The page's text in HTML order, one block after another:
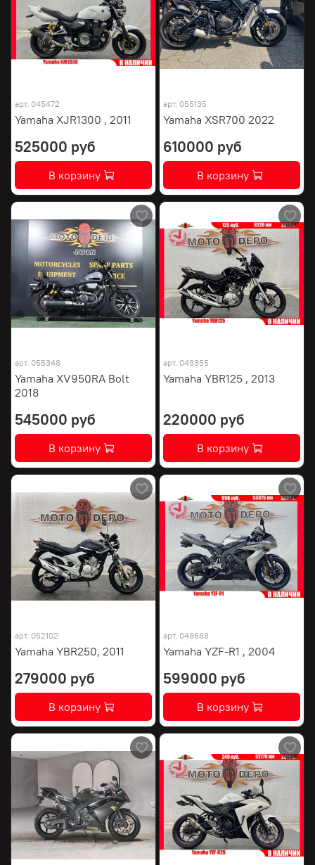
арт. 045472
Yamaha XJR1300 , 2011
525000 руб
В корзину
арт. 055135
Yamaha XSR700 2022
610000 руб
В корзину
арт. 055348
Yamaha XV950RA Bolt
2018
545000 руб
В корзину
арт. 048355
Yamaha YBR125 , 2013
220000 руб
В корзину
арт. 052102
Yamaha YBR250, 2011
279000 руб
В корзину
арт. 048688
Yamaha YZF-R1 , 2004
599000 руб
В корзину